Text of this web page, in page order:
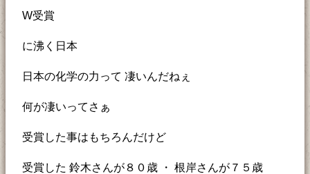
W受賞
に沸く日本
日本の化学の力って 凄いんだねぇ
何が凄いってさぁ
受賞した事はもちろんだけど
受賞した 鈴木さんが８０歳 ・ 根岸さんが７５歳